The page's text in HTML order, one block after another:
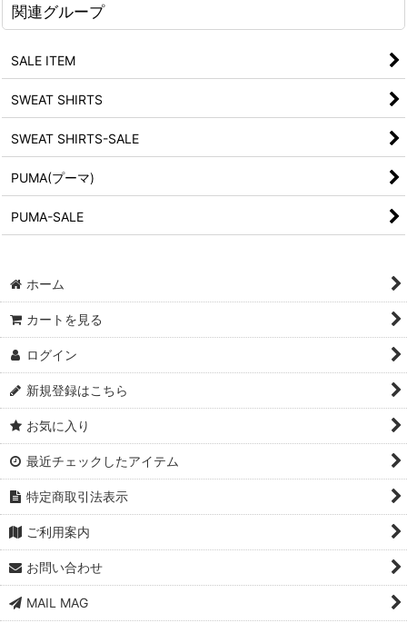
関連グループ
SALE ITEM
SWEAT SHIRTS
SWEAT SHIRTS-SALE
PUMA(プーマ)
PUMA-SALE
ホーム
カートを見る
ログイン
新規登録はこちら
お気に入り
最近チェックしたアイテム
特定商取引法表示
ご利用案内
お問い合わせ
MAIL MAG